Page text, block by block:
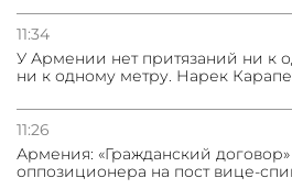
11:34
У Армении нет притязаний ни к
ни к одному метру. Нарек
11:26
Армения: «Гражданский
оппозиционера на пост вице-